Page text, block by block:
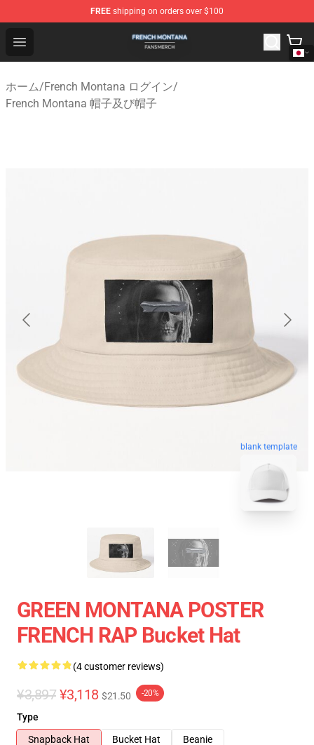
FREE shipping on orders over $100
Open menu
French Montana Shop - Official French Montana
ホーム/French Montana ログイン/
French Montana 帽子及び帽子
blank template
GREEN MONTANA POSTER
FRENCH RAP Bucket Hat
(4 customer reviews)
¥3,897 ¥3,118 $21.50 -20%
Type
Snapback Hat
Bucket Hat
Beanie